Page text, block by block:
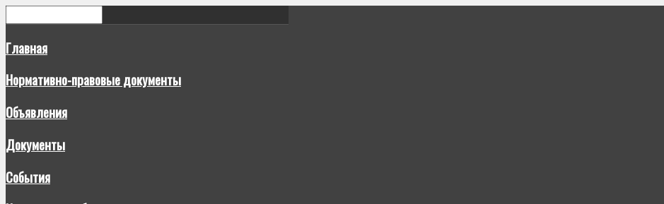
Главная
Нормативно-правовые документы
Объявления
Документы
События